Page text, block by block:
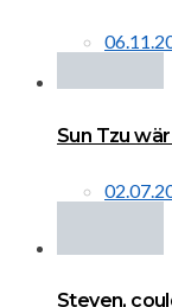
Sun Tzu
Steven,